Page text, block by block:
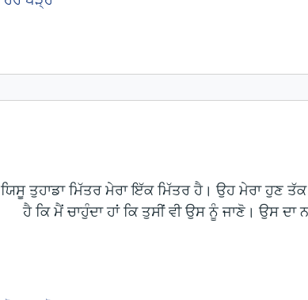
ਯਿਸੂ ਤੁਹਾਡਾ ਮਿੱਤਰ ਮੇਰਾ ਇੱਕ ਮਿੱਤਰ ਹੈ। ਉਹ ਮੇਰਾ ਹੁਣ
ਹੈ ਕਿ ਮੈਂ ਚਾਹੁੰਦਾ ਹਾਂ ਕਿ ਤੁਸੀਂ ਵੀ ਉਸ ਨੂੰ ਜਾਣੋ। ਉਸ